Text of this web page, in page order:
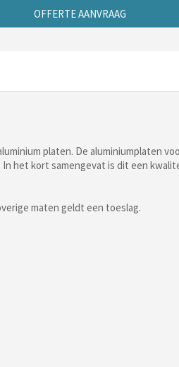
OFFERTE AANVRAAG
platen. De aluminiumplaten
het kort samengevat is dit een
maten geldt een toeslag.